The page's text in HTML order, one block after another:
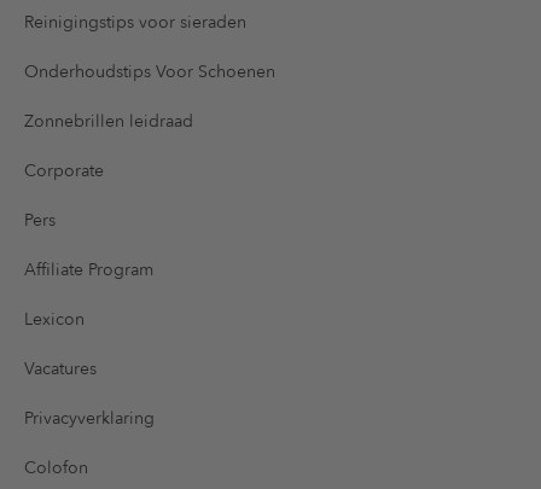
Reinigingstips voor sieraden
Onderhoudstips Voor Schoenen
Zonnebrillen leidraad
Corporate
Pers
Affiliate Program
Lexicon
Vacatures
Privacyverklaring
Colofon